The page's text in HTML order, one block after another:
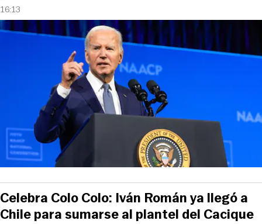
16:13
Celebra Colo Colo: Iván Román ya llegó a
Chile para sumarse al plantel del Cacique